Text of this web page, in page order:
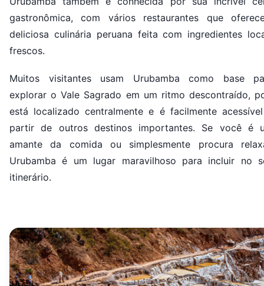
gastronômica, com vários restaurantes que
deliciosa culinária peruana feita com ingredientes
frescos.
Muitos visitantes usam Urubamba como base
explorar o Vale Sagrado em um ritmo descontraído,
está localizado centralmente e é facilmente
partir de outros destinos importantes. Se você é
amante da comida ou simplesmente procura
Urubamba é um lugar maravilhoso para incluir no
itinerário.